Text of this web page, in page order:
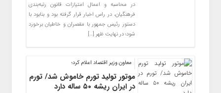
در محاسبه و اعمال امتیازات قانون رتبه‌بندی
فرهنگیان، در راس اخبار قرار گرفته بود و بنابود با
دستور رئیس جمهور با مقصران و خاطیان برخورد
شود؛ در نهایت ظهر […]
معاون وزیر اقتصاد اعلام کرد؛
موتور تولید تورم خاموش شد/ تورم
در ایران ریشه ۵۰ ساله دارد